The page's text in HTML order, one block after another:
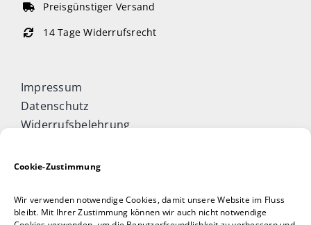
Cookie-Zustimmung
Wir verwenden notwendige Cookies, damit unsere Website im Fluss
bleibt. Mit Ihrer Zustimmung können wir auch nicht notwendige
Preisgünstiger Versand
14 Tage Widerrufsrecht
Impressum
Datenschutz
Widerrufsbelehrung
Allgemeine Geschäftsbedingungen
Taijiquan & Qigong Journal